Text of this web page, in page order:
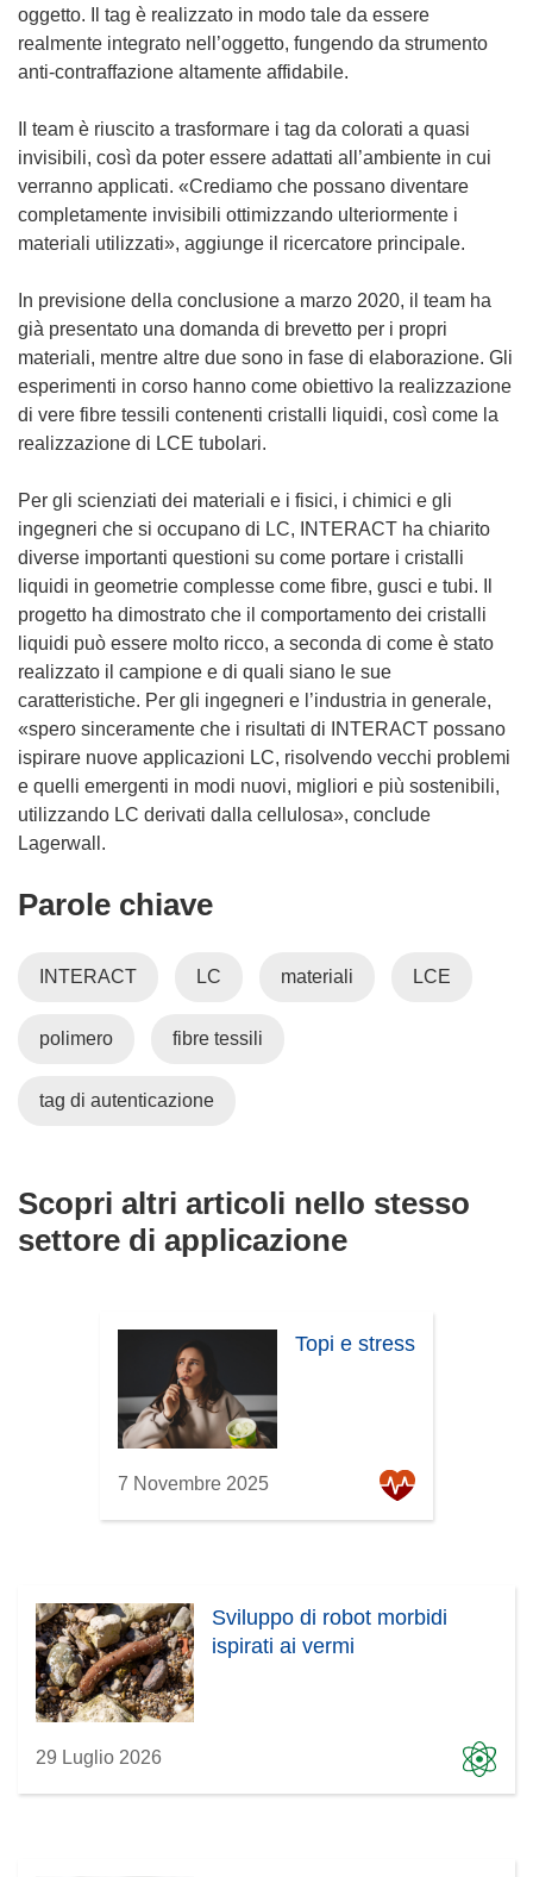
oggetto. Il tag è realizzato in modo tale da essere
realmente integrato nell’oggetto, fungendo da strumento
anti-contraffazione altamente affidabile.
Il team è riuscito a trasformare i tag da colorati a quasi
invisibili, così da poter essere adattati all’ambiente in cui
verranno applicati. «Crediamo che possano diventare
completamente invisibili ottimizzando ulteriormente i
materiali utilizzati», aggiunge il ricercatore principale.
In previsione della conclusione a marzo 2020, il team ha
già presentato una domanda di brevetto per i propri
materiali, mentre altre due sono in fase di elaborazione. Gli
esperimenti in corso hanno come obiettivo la realizzazione
di vere fibre tessili contenenti cristalli liquidi, così come la
realizzazione di LCE tubolari.
Per gli scienziati dei materiali e i fisici, i chimici e gli
ingegneri che si occupano di LC, INTERACT ha chiarito
diverse importanti questioni su come portare i cristalli
liquidi in geometrie complesse come fibre, gusci e tubi. Il
progetto ha dimostrato che il comportamento dei cristalli
liquidi può essere molto ricco, a seconda di come è stato
realizzato il campione e di quali siano le sue
caratteristiche. Per gli ingegneri e l’industria in generale,
«spero sinceramente che i risultati di INTERACT possano
ispirare nuove applicazioni LC, risolvendo vecchi problemi
e quelli emergenti in modi nuovi, migliori e più sostenibili,
utilizzando LC derivati dalla cellulosa», conclude
Lagerwall.
Parole chiave
INTERACT LC materiali LCE
polimero fibre tessili
tag di autenticazione
Scopri altri articoli nello stesso
settore di applicazione
Topi e stress
7 Novembre 2025
Sviluppo di robot morbidi
ispirati ai vermi
29 Luglio 2026